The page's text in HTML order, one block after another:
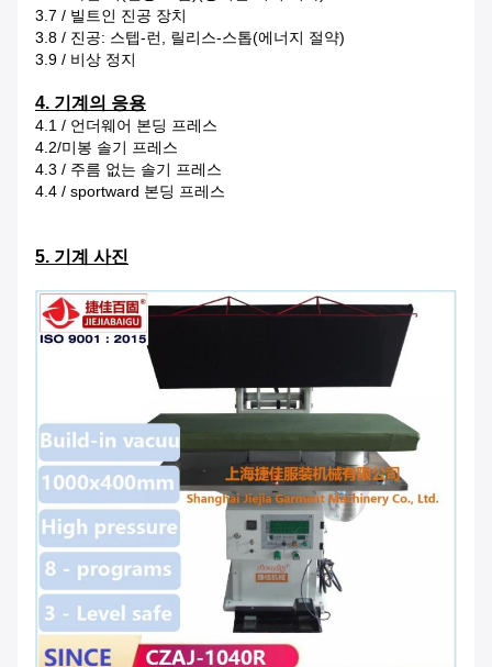
3.7 / 빌트인 진공 장치
3.8 / 진공: 스텝-런, 릴리스-스톱(에너지 절약)
3.9 / 비상 정지
4. 기계의 응용
4.1 / 언더웨어 본딩 프레스
4.2/미봉 솔기 프레스
4.3 / 주름 없는 솔기 프레스
4.4 / sportward 본딩 프레스
5. 기계 사진